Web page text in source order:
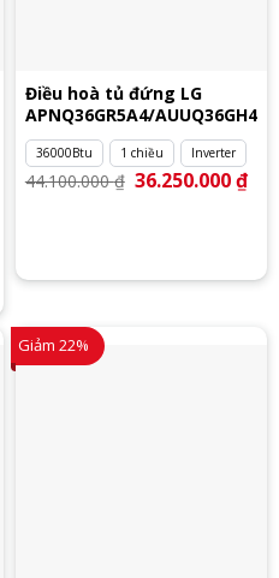
Điều hoà tủ đứng LG
APNQ36GR5A4/AUUQ36GH4
36000Btu 1 chiều Inverter
44.100.000₫ Giá
gốc
36.250.000₫Giá
Giảm 22%